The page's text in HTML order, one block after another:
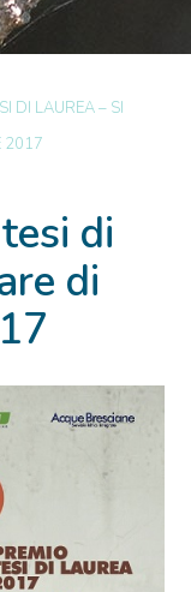
DI LAUREA – SI
2017
di
di